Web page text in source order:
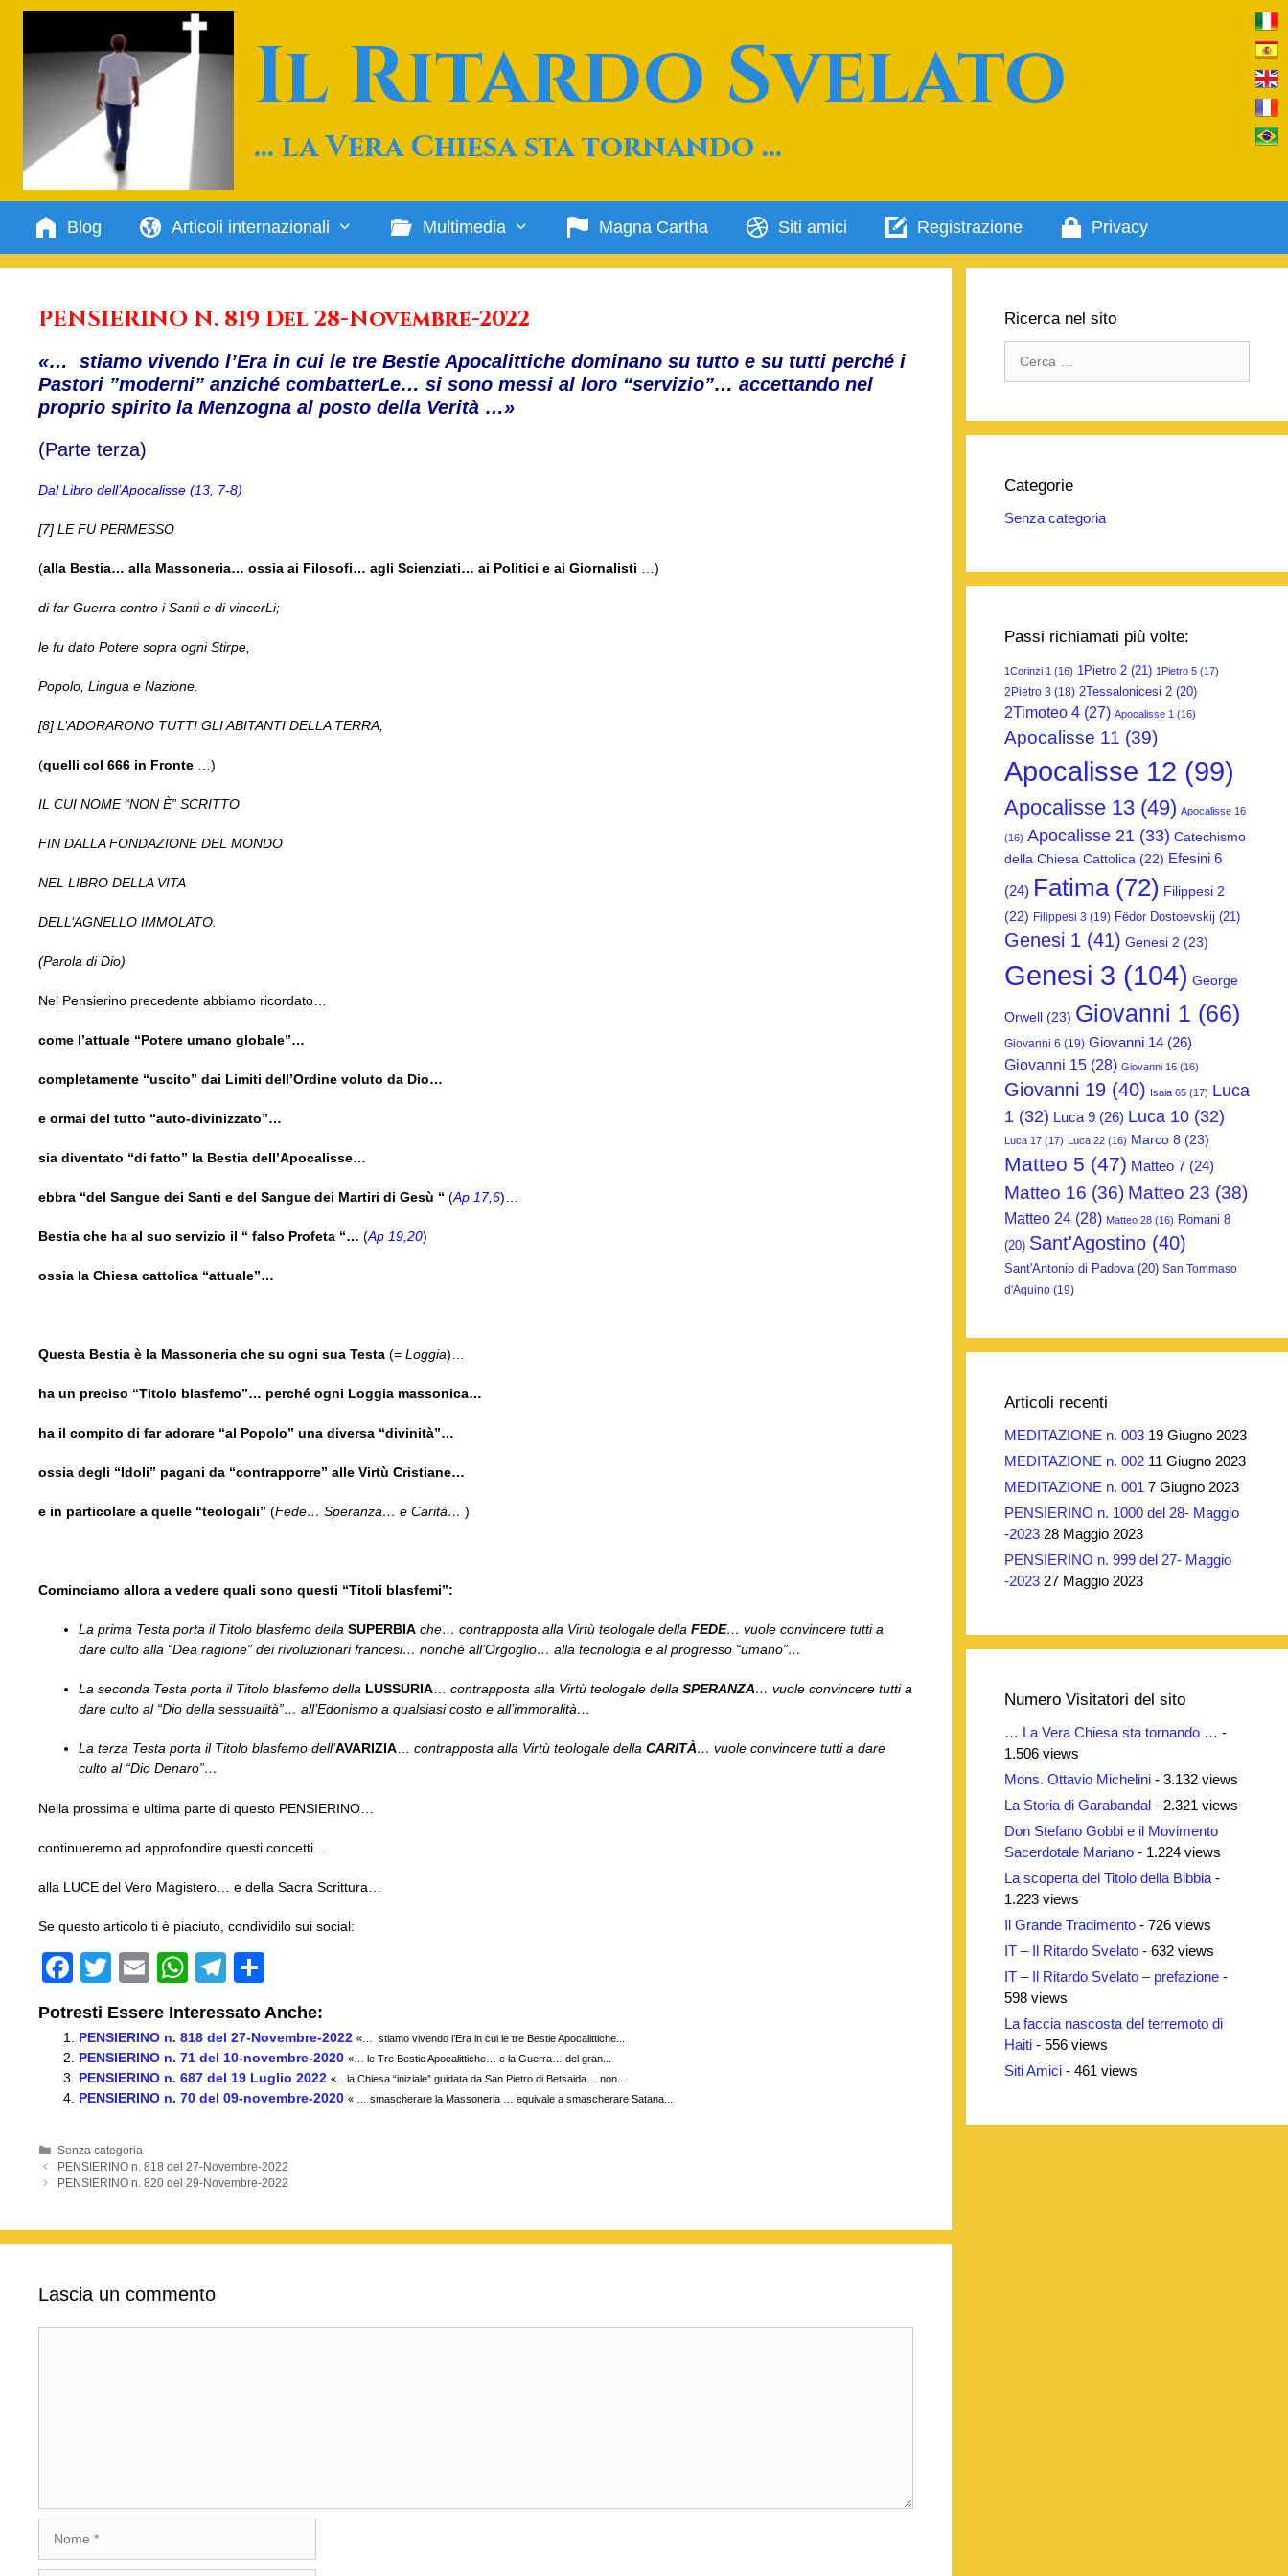
contenuto
Il Ritardo Svelato
… la Vera Chiesa sta tornando …
Blog Articoli internazionali Multimedia Magna Cartha Siti amici Registrazione Privacy
PENSIERINO N. 819 Del 28-Novembre-2022
«… stiamo vivendo l’Era in cui le tre Bestie Apocalittiche dominano su tutto e su tutti perché i
Pastori ”moderni” anziché combatterLe… si sono messi al loro “servizio”… accettando nel
proprio spirito la Menzogna al posto della Verità …»
(Parte terza)
Dal Libro dell’Apocalisse (13, 7-8)
[7] LE FU PERMESSO
(alla Bestia… alla Massoneria… ossia ai Filosofi… agli Scienziati… ai Politici e ai Giornalisti …)
di far Guerra contro i Santi e di vincerLi;
le fu dato Potere sopra ogni Stirpe,
Popolo, Lingua e Nazione.
[8] L’ADORARONO TUTTI GLI ABITANTI DELLA TERRA,
(quelli col 666 in Fronte …)
IL CUI NOME “NON È” SCRITTO
FIN DALLA FONDAZIONE DEL MONDO
NEL LIBRO DELLA VITA
DELL’AGNELLO IMMOLATO.
(Parola di Dio)
Nel Pensierino precedente abbiamo ricordato…
come l’attuale “Potere umano globale”…
completamente “uscito” dai Limiti dell’Ordine voluto da Dio…
e ormai del tutto “auto-divinizzato”…
sia diventato “di fatto” la Bestia dell’Apocalisse…
ebbra “del Sangue dei Santi e del Sangue dei Martiri di Gesù “ (Ap 17,6)…
Bestia che ha al suo servizio il “ falso Profeta “… (Ap 19,20)
ossia la Chiesa cattolica “attuale”…
Questa Bestia è la Massoneria che su ogni sua Testa (= Loggia)…
ha un preciso “Titolo blasfemo”… perché ogni Loggia massonica…
ha il compito di far adorare “al Popolo” una diversa “divinità”…
ossia degli “Idoli” pagani da “contrapporre” alle Virtù Cristiane…
e in particolare a quelle “teologali” (Fede… Speranza… e Carità… )
Cominciamo allora a vedere quali sono questi “Titoli blasfemi”:
La prima Testa porta il Titolo blasfemo della SUPERBIA che… contrapposta alla Virtù teologale della FEDE… vuole convincere tutti a
dare culto alla “Dea ragione” dei rivoluzionari francesi… nonché all’Orgoglio… alla tecnologia e al progresso “umano”…
La seconda Testa porta il Titolo blasfemo della LUSSURIA contrapposta alla Virtù teologale della SPERANZA… vuole convincere tutti a
dare culto al “Dio della sessualità”… all’Edonismo a qualsiasi costo e all’immoralità…
La terza Testa porta il Titolo blasfemo dell’AVARIZIA contrapposta alla Virtù teologale della CARITÀ… vuole convincere tutti a dare
culto al “Dio Denaro”…
Nella prossima e ultima parte di questo PENSIERINO…
continueremo ad approfondire questi concetti…
alla LUCE del Vero Magistero… e della Sacra Scrittura…
Se questo articolo ti è piaciuto, condividilo sui social:
F
c
e
b
o
k
T
wi
tt
er
E
m
ail
W
at
s
A
T
el
e
gr
a
o
n
di
vi
Potresti Essere Interessato Anche:
PENSIERINO n. 818 del 27-Novembre-2022 «… stiamo vivendo l’Era in cui le tre Bestie Apocalittiche...
PENSIERINO n. 71 del 10-novembre-2020 «… le Tre Bestie Apocalittiche… e la Guerra… del gran...
PENSIERINO n. 687 del 19 Luglio 2022 «…la Chiesa “iniziale” guidata da San Pietro di Betsaida… non...
PENSIERINO n. 70 del 09-novembre-2020 « … smascherare la Massoneria … equivale a smascherare Satana...
Categorie
Senza categoria
PENSIERINO n. 818 del 27-Novembre-2022
PENSIERINO n. 820 del 29-Novembre-2022
Lascia un commento
Ricerca nel sito
per:
Categorie
Senza categoria
Passi richiamati più volte:
1Corinzi 1 (16) 1Pietro 2 (21) 1Pietro 5 (17)
2Pietro 3 (18) 2Tessalonicesi 2 (20)
2Timoteo 4 (27) Apocalisse 1 (16)
Apocalisse 11 (39)
Apocalisse 12 (99)
Apocalisse 13 (49) Apocalisse 16
(16) Apocalisse 21 (33) Catechismo
della Chiesa Cattolica (22) Efesini 6
(24) Fatima (72) Filippesi 2
(22) Filippesi 3 (19) Fëdor Dostoevskij (21)
Genesi 1 (41) Genesi 2 (23)
Genesi 3 (104) George
Orwell (23) Giovanni 1 (66)
Giovanni 6 (19) Giovanni 14 (26)
Giovanni 15 (28) Giovanni 16 (16)
Giovanni 19 (40) Isaia 65 (17) Luca
1 (32) Luca 9 (26) Luca 10 (32)
Luca 17 (17) Luca 22 (16) Marco 8 (23)
Matteo 5 (47) Matteo 7 (24)
Matteo 16 (36) Matteo 23 (38)
Matteo 24 (28) Matteo 28 (16) Romani 8
(20) Sant'Agostino (40)
Sant'Antonio di Padova (20) San Tommaso
d'Aquino (19)
Articoli recenti
MEDITAZIONE n. 003 19 Giugno 2023
MEDITAZIONE n. 002 11 Giugno 2023
MEDITAZIONE n. 001 7 Giugno 2023
PENSIERINO n. 1000 del 28- Maggio
-2023 28 Maggio 2023
PENSIERINO n. 999 del 27- Maggio
-2023 27 Maggio 2023
Numero Visitatori del sito
… La Vera Chiesa sta tornando … -
1.506 views
Mons. Ottavio Michelini - 3.132 views
La Storia di Garabandal - 2.321 views
Don Stefano Gobbi e il Movimento
Sacerdotale Mariano - 1.224 views
La scoperta del Titolo della Bibbia -
1.223 views
Il Grande Tradimento - 726 views
IT – Il Ritardo Svelato - 632 views
IT – Il Ritardo Svelato – prefazione -
598 views
La faccia nascosta del terremoto di
Haiti - 556 views
Siti Amici - 461 views